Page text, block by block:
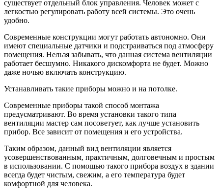
существует отдельный блок управления. Человек может с
легкостью регулировать работу всей системы. Это очень
удобно.
Современные конструкции могут работать автономно. Они
имеют специальные датчики и подстраиваться под атмосферу
помещения. Нельзя забывать, что данная система вентиляции
работает бесшумно. Никакого дискомфорта не будет. Можно
даже ночью включать конструкцию.
Устанавливать такие приборы можно и на потолке.
Современные приборы такой способ монтажа
предусматривают. Во время установки такого типа
вентиляции мастер сам посоветует, как лучше установить
прибор. Все зависит от помещения и его устройства.
Таким образом, данный вид вентиляции является
усовершенствованным, практичным, долговечным и простым
в использовании. С помощью такого прибора воздух в здании
всегда будет чистым, свежим, а его температура будет
комфортной для человека.